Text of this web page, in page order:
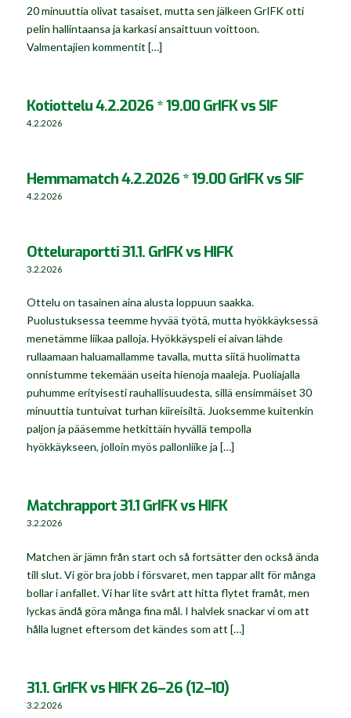
20 minuuttia olivat tasaiset, mutta sen jälkeen GrIFK otti
pelin hallintaansa ja karkasi ansaittuun voittoon.
Valmentajien kommentit […]
Kotiottelu 4.2.2026 * 19.00 GrIFK vs SIF
4.2.2026
Hemmamatch 4.2.2026 * 19.00 GrIFK vs SIF
4.2.2026
Otteluraportti 31.1. GrIFK vs HIFK
3.2.2026
Ottelu on tasainen aina alusta loppuun saakka.
Puolustuksessa teemme hyvää työtä, mutta hyökkäyksessä
menetämme liikaa palloja. Hyökkäyspeli ei aivan lähde
rullaamaan haluamallamme tavalla, mutta siitä huolimatta
onnistumme tekemään useita hienoja maaleja. Puoliajalla
puhumme erityisesti rauhallisuudesta, sillä ensimmäiset 30
minuuttia tuntuivat turhan kiireisiltä. Juoksemme kuitenkin
paljon ja pääsemme hetkittäin hyvällä tempolla
hyökkäykseen, jolloin myös pallonliike ja […]
Matchrapport 31.1 GrIFK vs HIFK
3.2.2026
Matchen är jämn från start och så fortsätter den också ända
till slut. Vi gör bra jobb i försvaret, men tappar allt för många
bollar i anfallet. Vi har lite svårt att hitta flytet framåt, men
lyckas ändå göra många fina mål. I halvlek snackar vi om att
hålla lugnet eftersom det kändes som att […]
31.1. GrIFK vs HIFK 26–26 (12–10)
3.2.2026